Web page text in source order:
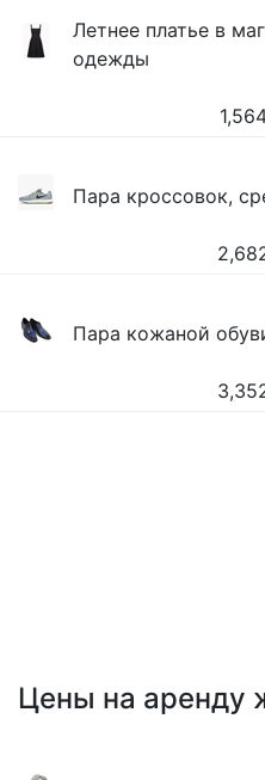
Летнее платье в
одежды
Пара кроссовок,
Пара кожаной
Цены на аренду